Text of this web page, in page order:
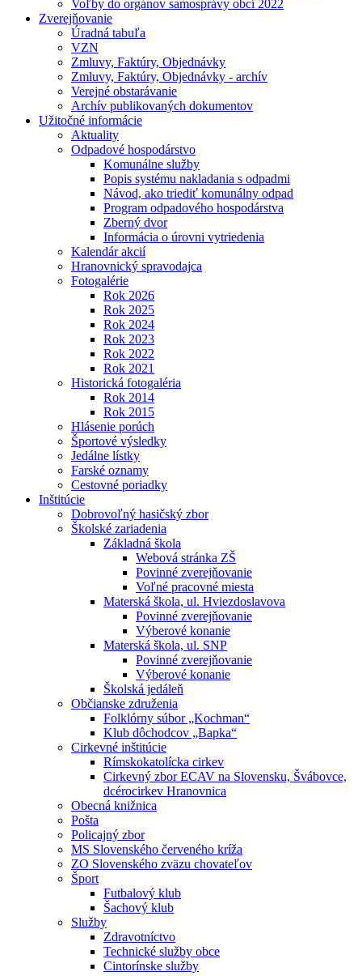
Voľby do orgánov samosprávy obcí 2022
Zverejňovanie
Úradná tabuľa
VZN
Zmluvy, Faktúry, Objednávky
Zmluvy, Faktúry, Objednávky - archív
Verejné obstarávanie
Archív publikovaných dokumentov
Užitočné informácie
Aktuality
Odpadové hospodárstvo
Komunálne služby
Popis systému nakladania s odpadmi
Návod, ako triediť komunálny odpad
Program odpadového hospodárstva
Zberný dvor
Informácia o úrovni vytriedenia
Kalendár akcií
Hranovnický spravodajca
Fotogalérie
Rok 2026
Rok 2025
Rok 2024
Rok 2023
Rok 2022
Rok 2021
Historická fotogaléria
Rok 2014
Rok 2015
Hlásenie porúch
Športové výsledky
Jedálne lístky
Farské oznamy
Cestovné poriadky
Inštitúcie
Dobrovoľný hasičský zbor
Školské zariadenia
Základná škola
Webová stránka ZŠ
Povinné zverejňovanie
Voľné pracovné miesta
Materská škola, ul. Hviezdoslavova
Povinné zverejňovanie
Výberové konanie
Materská škola, ul. SNP
Povinné zverejňovanie
Výberové konanie
Školská jedáleň
Občianske združenia
Folklórny súbor „Kochman“
Klub dôchodcov „Bapka“
Cirkevné inštitúcie
Rímskokatolícka cirkev
Cirkevný zbor ECAV na Slovensku, Švábovce,
dcérocirkev Hranovnica
Obecná knižnica
Pošta
Policajný zbor
MS Slovenského červeného kríža
ZO Slovenského zväzu chovateľov
Šport
Futbalový klub
Šachový klub
Služby
Zdravotníctvo
Technické služby obce
Cintorínske služby